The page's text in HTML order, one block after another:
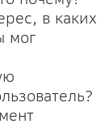
в каких
мог